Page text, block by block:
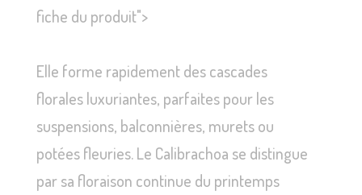
fiche du produit">
Elle forme rapidement des cascades
florales luxuriantes, parfaites pour les
suspensions, balconnières, murets ou
potées fleuries. Le Calibrachoa se distingue
par sa floraison continue du printemps